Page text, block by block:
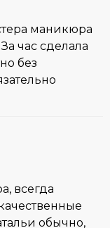
маникюра
час сделала
без
всегда
обычно,